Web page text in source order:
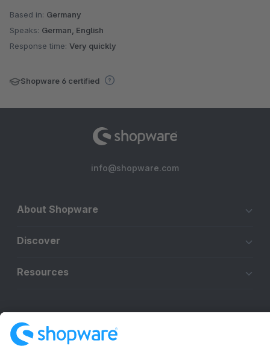
Based in: Germany
Speaks: German, English
Response time: Very quickly
Shopware 6 certified
info@shopware.com
About Shopware
Discover
Resources